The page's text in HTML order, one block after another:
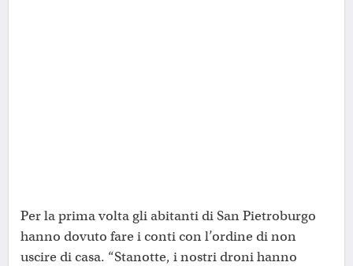
Per la prima volta gli abitanti di San Pietroburgo
hanno dovuto fare i conti con l’ordine di non
uscire di casa. “Stanotte, i nostri droni hanno